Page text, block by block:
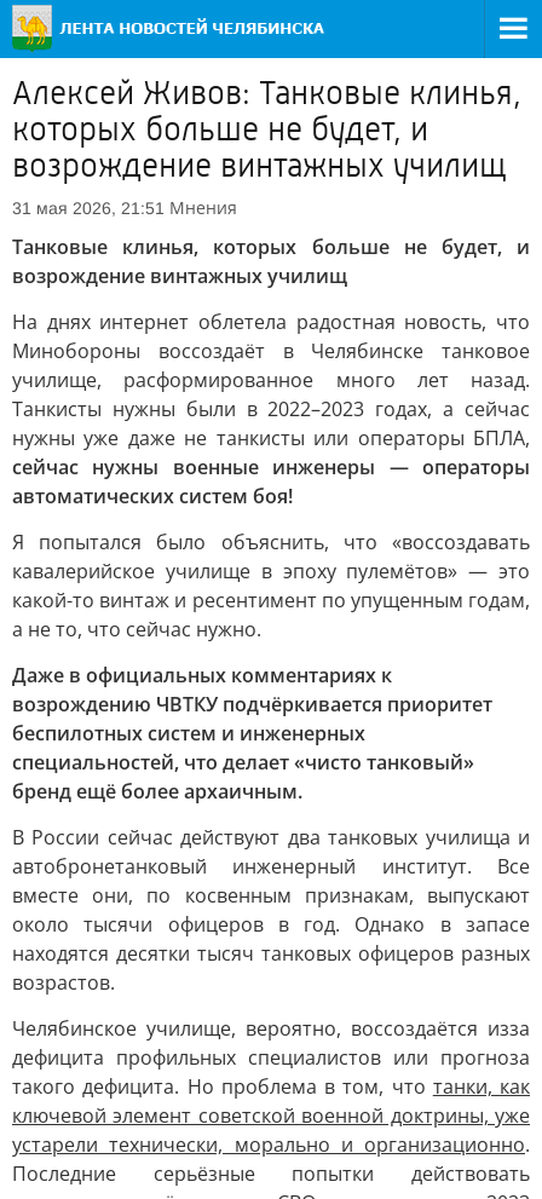
Алексей Живов: Танковые клинья,
которых больше не будет, и
возрождение винтажных училищ
31 мая 2026, 21:51 Мнения
Танковые клинья, которых больше не будет, и
возрождение винтажных училищ
На днях интернет облетела радостная новость, что
Минобороны воссоздаёт в Челябинске танковое
училище, расформированное много лет назад.
Танкисты нужны были в 2022–2023 годах, а сейчас
нужны уже даже не танкисты или операторы БПЛА,
сейчас нужны военные инженеры — операторы
автоматических систем боя!
Я попытался было объяснить, что «воссоздавать
кавалерийское училище в эпоху пулемётов» — это
какой-то винтаж и ресентимент по упущенным годам,
а не то, что сейчас нужно.
Даже в официальных комментариях к
возрождению ЧВТКУ подчёркивается приоритет
беспилотных систем и инженерных
специальностей, что делает «чисто танковый»
бренд ещё более архаичным.
В России сейчас действуют два танковых училища и
автобронетанковый инженерный институт. Все
вместе они, по косвенным признакам, выпускают
около тысячи офицеров в год. Однако в запасе
находятся десятки тысяч танковых офицеров разных
возрастов.
Челябинское училище, вероятно, воссоздаётся изза
дефицита профильных специалистов или прогноза
такого дефицита. Но проблема в том, что танки, как
ключевой элемент советской военной доктрины, уже
устарели технически, морально и организационно.
Последние серьёзные попытки действовать